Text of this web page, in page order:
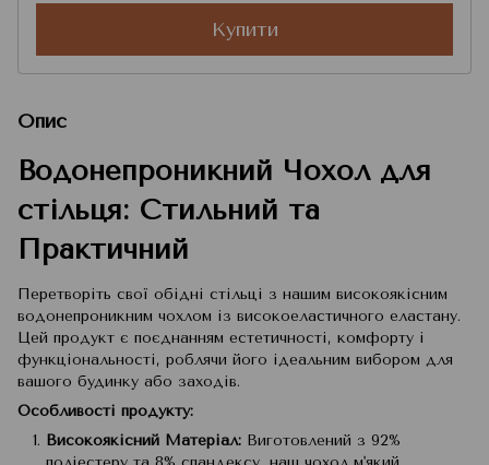
Купити
Опис
Водонепроникний Чохол для
стільця: Стильний та
Практичний
Перетворіть свої обідні стільці з нашим високоякісним
водонепроникним чохлом із високоеластичного еластану.
Цей продукт є поєднанням естетичності, комфорту і
функціональності, роблячи його ідеальним вибором для
вашого будинку або заходів.
Особливості продукту:
Високоякісний Матеріал: Виготовлений з 92%